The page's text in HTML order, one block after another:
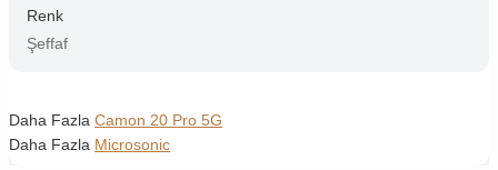
Renk
Şeffaf
Daha Fazla Camon 20 Pro 5G
Daha Fazla Microsonic